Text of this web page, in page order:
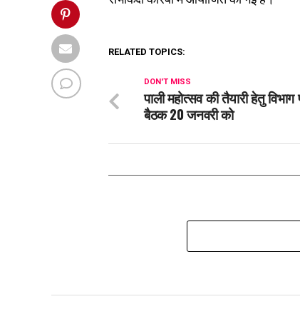
RELATED TOPICS:
DON'T MISS
पाली महोत्सव की तैयारी हेतु
बैठक 20 जनवरी को